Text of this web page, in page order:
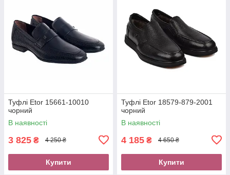
Туфлі Etor 15661-10010
чорний
В наявності
3 825 ₴ 4 250 ₴
Купити
Туфлі Etor 18579-879-2001
чорний
В наявності
4 185 ₴ 4 650 ₴
Купити